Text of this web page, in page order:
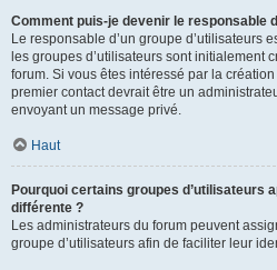
Comment puis-je devenir le responsable
Le responsable d’un groupe d’utilisateurs
les groupes d’utilisateurs sont initialement
forum. Si vous êtes intéressé par la
premier contact devrait être un
envoyant un message privé.
Haut
Pourquoi certains groupes d’utilisateurs
différente ?
Les administrateurs du forum peuvent
groupe d’utilisateurs afin de faciliter leur